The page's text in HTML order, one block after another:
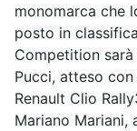
monomarca che
posto in
Competition
Pucci, atteso
Renault Clio
Mariano Mariani,